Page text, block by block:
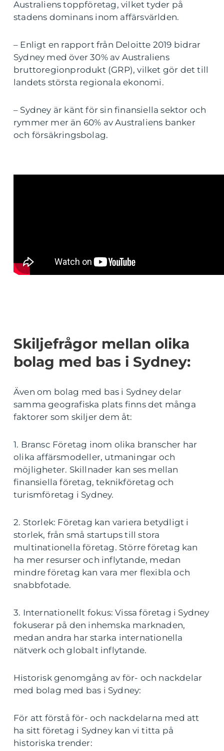
Australiens toppföretag, vilket tyder på
stadens dominans inom affärsvärlden.
– Enligt en rapport från Deloitte 2019 bidrar
Sydney med över 30% av Australiens
bruttoregionprodukt (GRP), vilket gör det till
landets största regionala ekonomi.
– Sydney är känt för sin finansiella sektor och
rymmer mer än 60% av Australiens banker
och försäkringsbolag.
Skiljefrågor mellan olika
bolag med bas i Sydney:
Även om bolag med bas i Sydney delar
samma geografiska plats finns det många
faktorer som skiljer dem åt:
1. Bransc Företag inom olika branscher har
olika affärsmodeller, utmaningar och
möjligheter. Skillnader kan ses mellan
finansiella företag, teknikföretag och
turismföretag i Sydney.
2. Storlek: Företag kan variera betydligt i
storlek, från små startups till stora
multinationella företag. Större företag kan
ha mer resurser och inflytande, medan
mindre företag kan vara mer flexibla och
snabbfotade.
3. Internationellt fokus: Vissa företag i Sydney
fokuserar på den inhemska marknaden,
medan andra har starka internationella
nätverk och globalt inflytande.
Historisk genomgång av för- och nackdelar
med bolag med bas i Sydney:
För att förstå för- och nackdelarna med att
ha sitt företag i Sydney kan vi titta på
historiska trender: